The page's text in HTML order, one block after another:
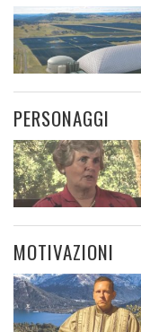
PERSONAGGI
MOTIVAZIONI